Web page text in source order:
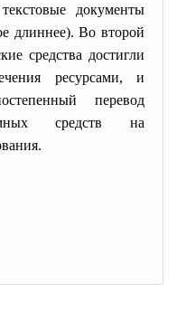
документы
длиннее). Во второй
средства достигли
ресурсами, и
перевод
средств на